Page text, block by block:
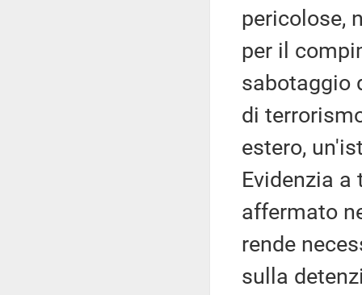
pericolose,
per il
sabotaggio
di
estero,
Evidenzia
affermato
rende
sulla